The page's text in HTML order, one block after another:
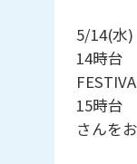
5/14(水)
14時台
15時台
さんを